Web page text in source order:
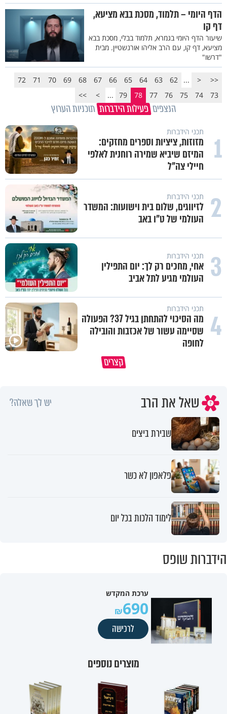
הדף היומי – תלמוד, מסכת בבא מציעא,
דף קו
שיעור הדף היומי בגמרא, תלמוד בבלי, מסכת בבא
מציעא, דף קו, עם הרב אליהו אורנשטיין. מבית
"דרשו"
<<
<
...
62
63
64
65
66
67
68
69
70
71
72
73
74
75
76
77
78
79
...
>
>>
הנצפים פעילות הידברות תוכניות הערוץ
1 תכני הידברות
מזוזות, ציציות וספרים מחזקים:
המיזם שיביא שמירה רוחנית לאלפי
חיילי צה"ל
2 תכני הידברות
לזיווגים, שלום בית וישועות: המשדר
העולמי של ט"ו באב
3 תכני הידברות
אחי, מחכים רק לך: יום התפילין
העולמי מגיע לתל אביב
4 תכני הידברות
מה הסיכוי להתחתן בגיל 37? הפעולה
שסיימה עשור של אכזבות והובילה
לחופה
קצרים
שאל את הרב יש לך שאלה?
שבירת ביצים
פלאפון לא כשר
לימוד הלכות בכל יום
הידברות שופס
ערכת המקדש
690
לרכישה
מוצרים נוספים